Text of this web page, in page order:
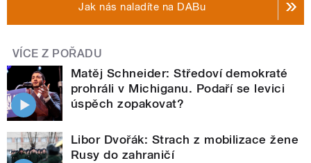
Jak nás naladíte na DABu
VÍCE Z POŘADU
Matěj Schneider: Středoví demokraté
prohráli v Michiganu. Podaří se levici
úspěch zopakovat?
Libor Dvořák: Strach z mobilizace žene
Rusy do zahraničí